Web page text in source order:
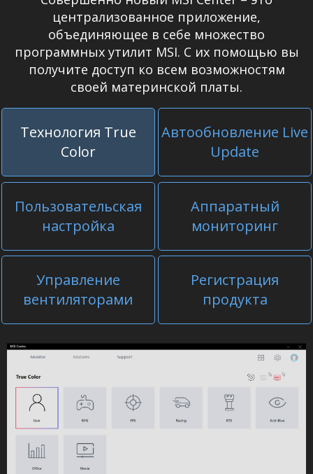
централизованное приложение,
объединяющее в себе множество
программных утилит MSI. С их помощью вы
получите доступ ко всем возможностям
своей материнской платы.
Технология True
Color
Автообновление Live
Update
Пользовательская
настройка
Аппаратный
мониторинг
Управление
вентиляторами
Регистрация
продукта